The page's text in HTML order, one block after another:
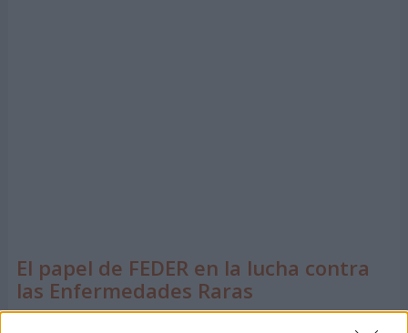
El papel de FEDER en la lucha contra
las Enfermedades Raras